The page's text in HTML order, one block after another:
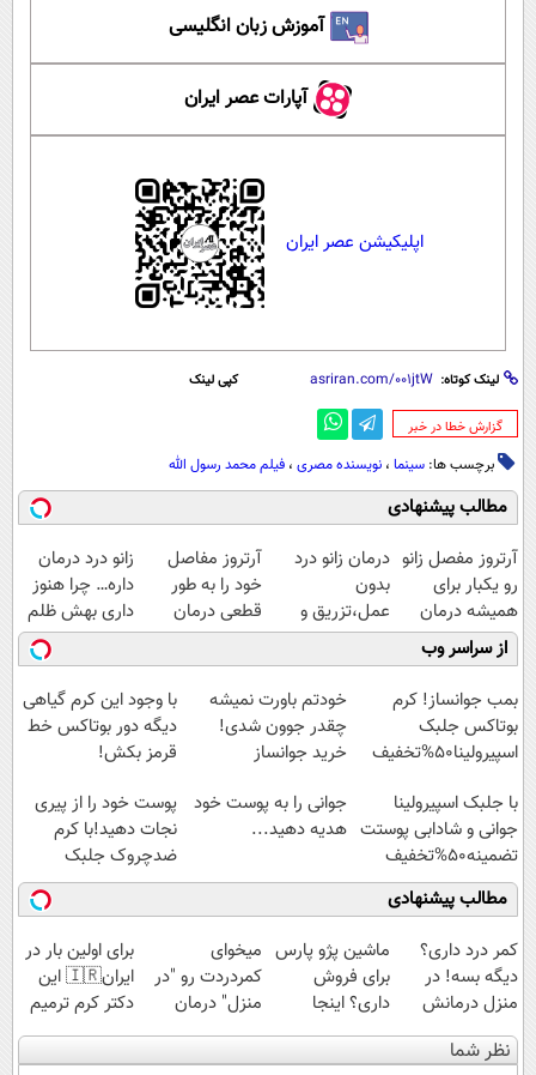
آموزش زبان انگلیسی
آپارات عصر ایران
اپلیکیشن عصر ایران
لینک کوتاه: کپی لینک
‌گزارش خطا در خبر
برچسب ها: سینما ، نویسنده مصری ، فیلم محمد رسول الله
مطالب پیشنهادی
آرتروز مفصل زانو
رو یکبار برای
همیشه درمان
کن!
◗پرسش‌نامه◖
درمان زانو درد
بدون
عمل،تزریق و
دارو
(◂پرسش‌نامه)
آرتروز مفاصل
خود را به طور
قطعی درمان
کنید!
◗پرسش‌نامه◖
زانو درد درمان
داره… چرا هنوز
داری بهش ظلم
می‌کنی؟
از سراسر وب
بمب جوانساز! کرم
بوتاکس جلبک
اسپیرولینا50%تخفیف
خودتم باورت نمیشه
چقدر جوون شدی!
خرید جوانساز
ویژه
با وجود این کرم گیاهی
دیگه دور بوتاکس خط
قرمز بکش!
با جلبک اسپیرولینا
جوانی و شادابی پوستت
تضمینه50%تخفیف
جوانی را به پوست خود
هدیه دهید...
پوست خود را از پیری
نجات دهید!با کرم
ضدچروک جلبک
مطالب پیشنهادی
کمر درد داری؟
دیگه بسه! در
منزل درمانش
کن
(◀پرسش‌نامه)
ماشین پژو پارس
برای فروش
داری؟ اینجا
سریع بفروشش
میخوای
کمردردت رو "در
منزل" درمان
کنی؟ (◂فیلم +
◂پرسش‌نامه)
برای اولین بار در
ایران🇮🇷 این
دکتر کرم ترمیم
کننده 23 روزه
ساخت!
نظر شما